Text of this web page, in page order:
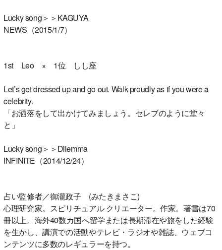
Lucky song＞＞KAGUYA
NEWS（2015/1/7）
1st Leo × 1位 しし座
Let’s get dressed up and go out. Walk proudly as if you were a
celebrity.
「お洒落をして出かけてみましょう。セレブのように堂々
と」
Lucky song＞＞Dilemma
INFINITE（2014/12/24）
占い監修者／御瀧政子 (みたきまさこ)
心理研究家。スピリチュアル クリエーター。作家。著書は70
冊以上。海外40数カ国へ留学または長期滞在や旅をした経験
を生かし、講演での活動やテレビ・ラジオや雑誌、ウェブコ
ンテンツに多数のレギュラーを持つ。